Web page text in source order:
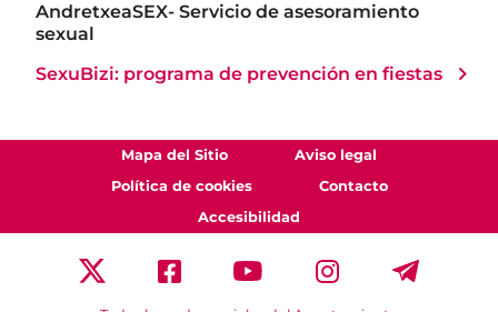
AndretxeaSEX- Servicio de asesoramiento
sexual
SexuBizi: programa de prevención en fiestas
Mapa del Sitio
Aviso legal
Política de cookies
Contacto
Accesibilidad